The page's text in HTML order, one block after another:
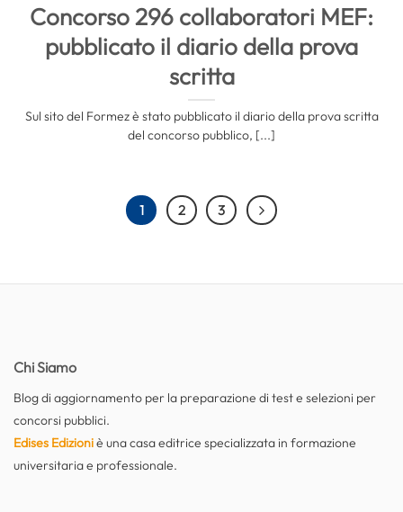
Concorso 296 collaboratori MEF:
pubblicato il diario della prova
scritta
Sul sito del Formez è stato pubblicato il diario della prova scritta
del concorso pubblico, [...]
1 2 3
Chi Siamo
Blog di aggiornamento per la preparazione di test e selezioni per
concorsi pubblici.
Edises Edizioniè una casa editrice specializzata in formazione
universitaria e professionale.